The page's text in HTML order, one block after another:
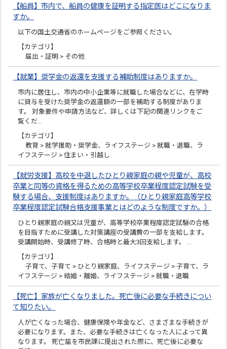
【船員】市内で、船員の健康を証明する指定医はどこになりま
すか。
以下の国土交通省のホームページをご参照ください。
【カテゴリ】
届出・証明 > その他
【就業】奨学金の返還を支援する補助制度はありますか。
市内に居住し、市内の中小企業等に就職した場合などに、在学時
に貸与を受けた奨学金の返還額の一部を補助する制度がありま
す。 対象要件や申請方法など、詳しくは下記の関連リンクをご
覧くだ…
【カテゴリ】
教育 > 就学援助・奨学金、ライフステージ > 就職・退職、ラ
イフステージ > 住まい・引越し
【就労支援】高校を中退したひとり親家庭の親や児童が、高校
卒業と同等の資格を得るための高等学校卒業程度認定試験を受
験する場合、支援制度はありますか。（ひとり親家庭高等学校
卒業程度認定試験合格支援事業とはどのような制度ですか。）
ひとり親家庭の親又は児童が、高等学校卒業程度認定試験の合格
を目指すために受講した対策講座の受講費の一部を支給します。
受講開始時、受講修了時、合格時と最大3回支給します。 …
【カテゴリ】
子育て、子育て > ひとり親家庭、ライフステージ > 子育て、ラ
イフステージ > 結婚・離婚、ライフステージ > 就職・退職
【死亡】家族が亡くなりました。死亡後に必要な手続きについ
て知りたい。
人が亡くなった場合、健康保険や年金など、さまざまな手続きが
必要になります。また、必要な手続きは亡くなった人によって異
なります。 死亡届を市民課に提出された際に、死亡後に必要な